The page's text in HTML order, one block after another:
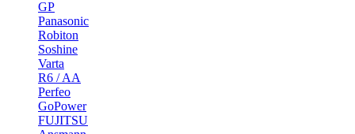
GP
Panasonic
Robiton
Soshine
Varta
R6 / AA
Perfeo
GoPower
FUJITSU